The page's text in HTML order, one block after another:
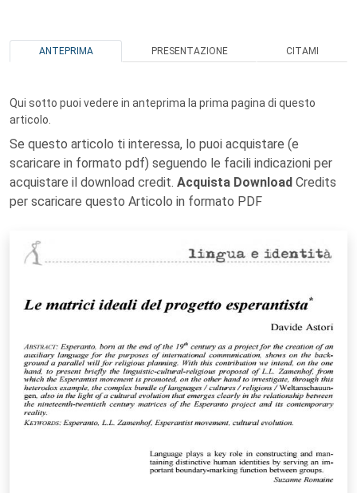
ANTEPRIMA PRESENTAZIONE CITAMI
Qui sotto puoi vedere in anteprima la prima pagina di questo
articolo.
Se questo articolo ti interessa, lo puoi acquistare (e
scaricare in formato pdf) seguendo le facili indicazioni per
acquistare il download credit. Acquista Download Credits
per scaricare questo Articolo in formato PDF